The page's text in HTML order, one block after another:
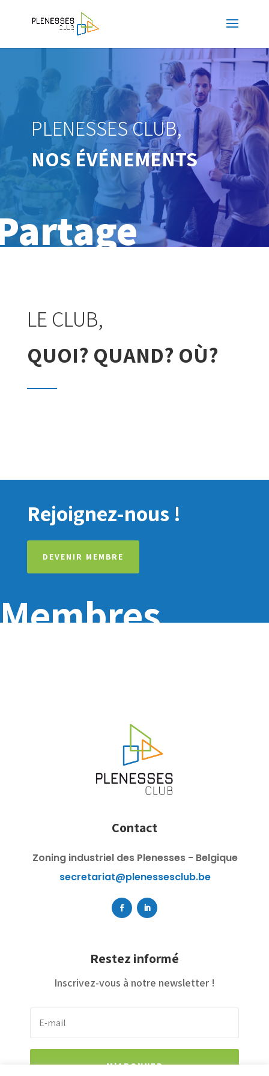
PLENESSES CLUB,
NOS ÉVÉNEMENTS
LE CLUB,
QUOI? QUAND? OÙ?
Rejoignez-nous !
DEVENIR MEMBRE
Membres
Contact
Zoning industriel des Plenesses - Belgique
secretariat@plenessesclub.be
Restez informé
Inscrivez-vous à notre newsletter !
M'ABONNER